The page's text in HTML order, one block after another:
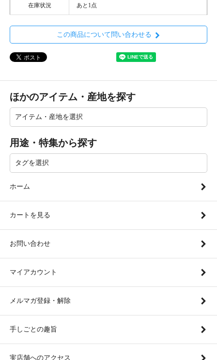
在庫状況 あと1点
この商品について問い合わせる
ほかのアイテム・産地を探す
用途・特集から探す
ホーム
カートを見る
お問い合わせ
マイアカウント
メルマガ登録・解除
手しごとの趣旨
実店舗へのアクセス